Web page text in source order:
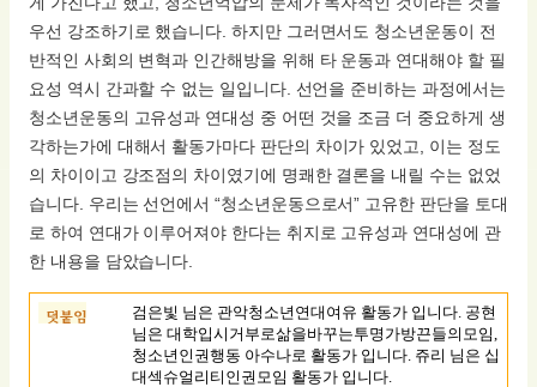
우선 강조하기로 했습니다. 하지만 그러면서도 청소년운동이 전
반적인 사회의 변혁과 인간해방을 위해 타 운동과 연대해야 할 필
요성 역시 간과할 수 없는 일입니다. 선언을 준비하는 과정에서는
청소년운동의 고유성과 연대성 중 어떤 것을 조금 더 중요하게 생
각하는가에 대해서 활동가마다 판단의 차이가 있었고, 이는 정도
의 차이이고 강조점의 차이였기에 명쾌한 결론을 내릴 수는 없었
습니다. 우리는 선언에서 “청소년운동으로서” 고유한 판단을 토대
로 하여 연대가 이루어져야 한다는 취지로 고유성과 연대성에 관
한 내용을 담았습니다.
검은빛 님은 관악청소년연대여유 활동가 입니다. 공현
님은 대학입시거부로삶을바꾸는투명가방끈들의모임,
청소년인권행동 아수나로 활동가 입니다. 쥬리 님은 십
대섹슈얼리티인권모임 활동가 입니다.